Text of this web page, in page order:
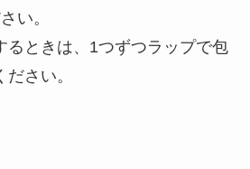
い。
ときは、1つずつラップで包
さい。